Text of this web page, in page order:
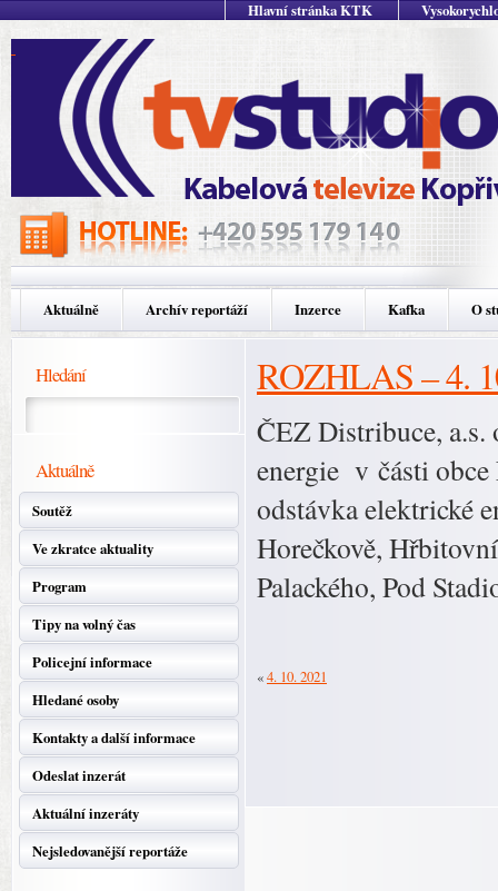
Hlavní stránka KTK
Aktuálně Archív reportáží Inzerce Kafka O
Hledání
Aktuálně
Soutěž
Ve zkratce aktuality
Program
Tipy na volný čas
Policejní informace
Hledané osoby
Kontakty a další informace
Odeslat inzerát
Aktuální inzeráty
Nejsledovanější reportáže
ROZHLAS – 4.
ČEZ Distribuce, a.s.
energie v části
odstávka elektrické
Horečkově,
Palackého, Pod
«4. 10. 2021